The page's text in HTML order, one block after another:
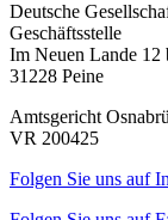
Deutsche
Geschäftsstelle
Im Neuen Lande 12
31228 Peine
Amtsgericht
VR 200425
Folgen Sie uns auf